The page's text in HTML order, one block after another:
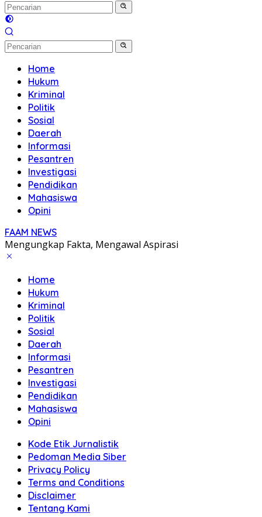
Home
Hukum
Kriminal
Politik
Sosial
Daerah
Informasi
Pesantren
Investigasi
Pendidikan
Mahasiswa
Opini
FAAM NEWS
Mengungkap Fakta, Mengawal Aspirasi
Home
Hukum
Kriminal
Politik
Sosial
Daerah
Informasi
Pesantren
Investigasi
Pendidikan
Mahasiswa
Opini
Kode Etik Jurnalistik
Pedoman Media Siber
Privacy Policy
Terms and Conditions
Disclaimer
Tentang Kami